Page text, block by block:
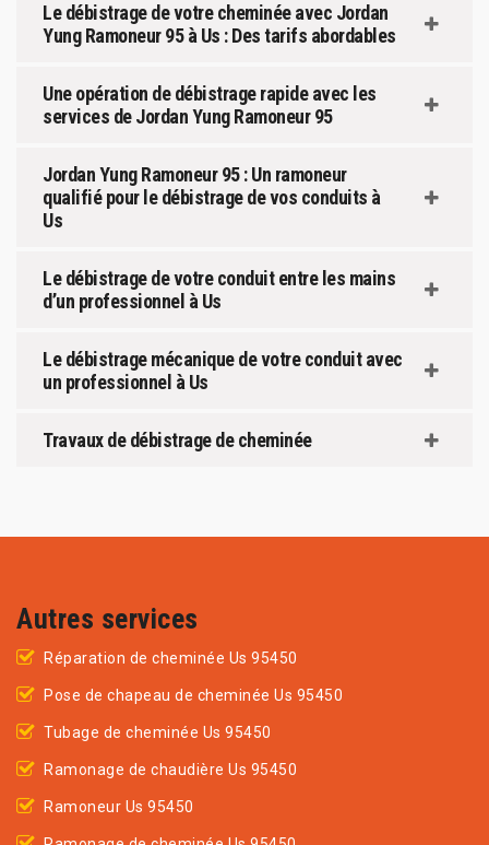
Le débistrage de votre cheminée avec Jordan
Yung Ramoneur 95 à Us : Des tarifs abordables
Une opération de débistrage rapide avec les
services de Jordan Yung Ramoneur 95
Jordan Yung Ramoneur 95 : Un ramoneur
qualifié pour le débistrage de vos conduits à
Us
Le débistrage de votre conduit entre les mains
d’un professionnel à Us
Le débistrage mécanique de votre conduit avec
un professionnel à Us
Travaux de débistrage de cheminée
Autres services
Réparation de cheminée Us 95450
Pose de chapeau de cheminée Us 95450
Tubage de cheminée Us 95450
Ramonage de chaudière Us 95450
Ramoneur Us 95450